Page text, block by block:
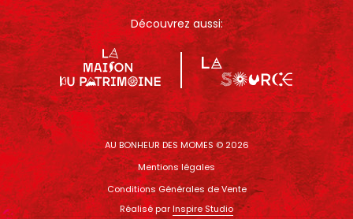
Découvrez aussi:
AU BONHEUR DES MOMES © 2026
Mentions légales
Conditions Générales de Vente
Réalisé par Inspire Studio